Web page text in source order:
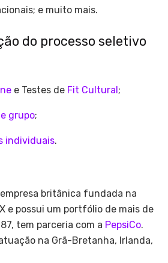
e muito mais.
do processo seletivo
e Testes de Fit Cultural;
grupo;
individuais.
britânica fundada na
e possui um portfólio de mais de
tem parceria com a PepsiCo.
na Grã-Bretanha, Irlanda,